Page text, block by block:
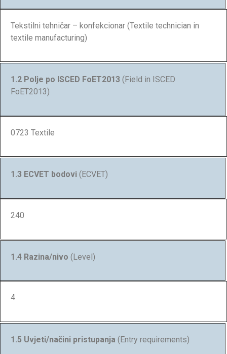
Tekstilni tehničar – konfekcionar (Textile technician in
textile manufacturing)
1.2 Polje po ISCED FoET2013 (Field in ISCED
FoET2013)
0723 Textile
1.3 ECVET bodovi (ECVET)
240
1.4 Razina/nivo (Level)
4
1.5 Uvjeti/načini pristupanja (Entry requirements)